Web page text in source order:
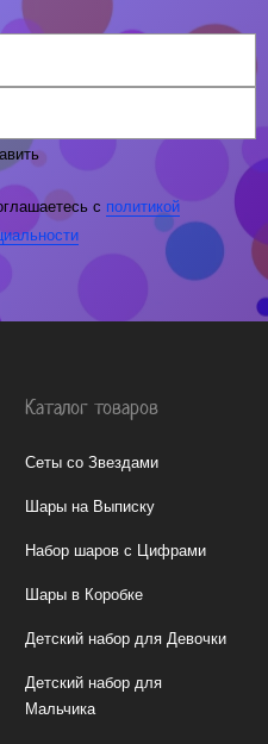
с политикой
Каталог товаров
Сеты со Звездами
Шары на Выписку
Набор шаров с Цифрами
Шары в Коробке
Детский набор для Девочки
Детский набор для
Мальчика